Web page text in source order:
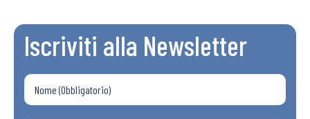
Iscriviti alla Newsletter